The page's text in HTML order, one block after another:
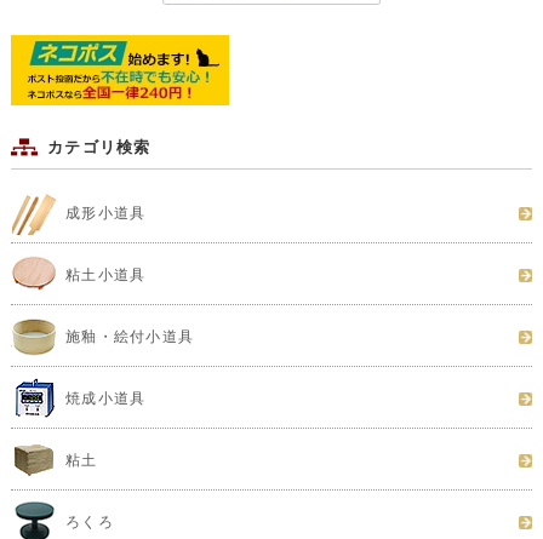
カテゴリ検索
成形小道具
粘土小道具
施釉・絵付小道具
焼成小道具
粘土
ろくろ